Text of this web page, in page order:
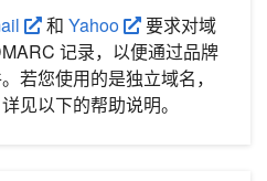
和 Yahoo
要求对域
记录，以便通过品牌
若您使用的是独立域名，
见以下的帮助说明。